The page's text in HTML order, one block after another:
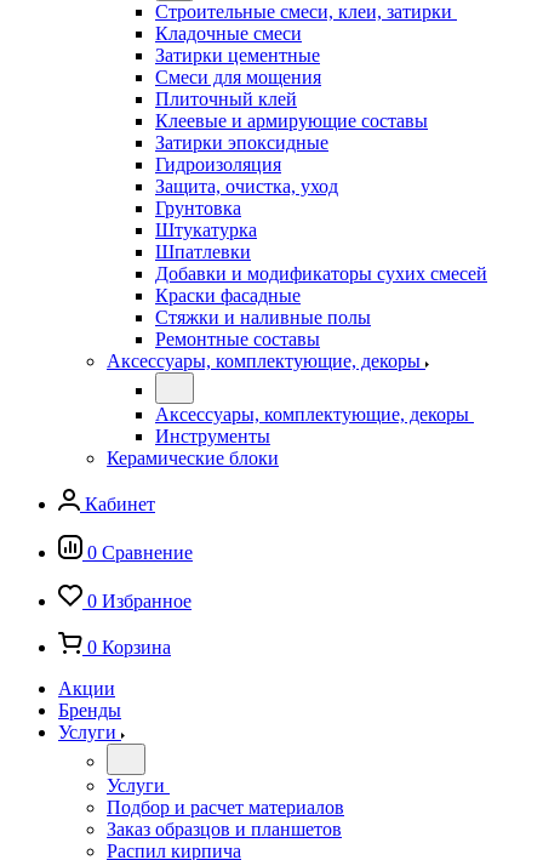
Строительные смеси, клеи, затирки
Кладочные смеси
Затирки цементные
Смеси для мощения
Плиточный клей
Клеевые и армирующие составы
Затирки эпоксидные
Гидроизоляция
Защита, очистка, уход
Грунтовка
Штукатурка
Шпатлевки
Добавки и модификаторы сухих смесей
Краски фасадные
Стяжки и наливные полы
Ремонтные составы
Аксессуары, комплектующие, декоры
Аксессуары, комплектующие, декоры
Инструменты
Керамические блоки
Кабинет
0 Сравнение
0 Избранное
0 Корзина
Акции
Бренды
Услуги
Услуги
Подбор и расчет материалов
Заказ образцов и планшетов
Распил кирпича